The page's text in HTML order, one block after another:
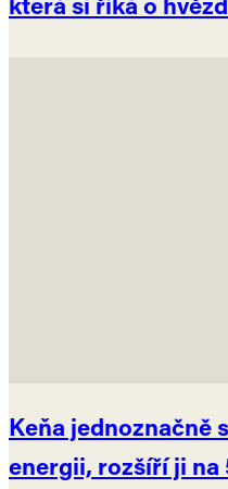
Keňa jednoznačně
energii, rozšíří ji na